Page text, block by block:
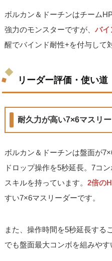
ボルカン＆ドーチンはチーム
強力のモンスターですが、バイ
醒でバインド耐性+を付与して
リーダー評価・使い道
耐久力が高い7×6マスリ
ボルカン＆ドーチンは盤面が
ドロップ操作を5秒延長。7コ
スキルを持っています。2倍の
すい7×6マスリーダーです。
また、操作時間を5秒延長する
でも盤面最大コンボを組みやす